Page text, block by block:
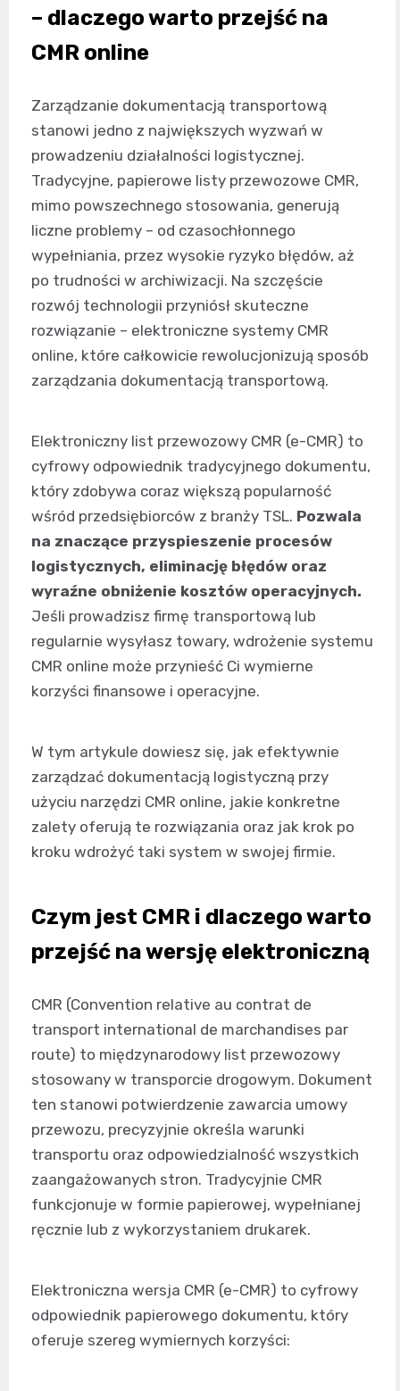
– dlaczego warto przejść na
CMR online
Zarządzanie dokumentacją transportową
stanowi jedno z największych wyzwań w
prowadzeniu działalności logistycznej.
Tradycyjne, papierowe listy przewozowe CMR,
mimo powszechnego stosowania, generują
liczne problemy – od czasochłonnego
wypełniania, przez wysokie ryzyko błędów, aż
po trudności w archiwizacji. Na szczęście
rozwój technologii przyniósł skuteczne
rozwiązanie – elektroniczne systemy CMR
online, które całkowicie rewolucjonizują sposób
zarządzania dokumentacją transportową.
Elektroniczny list przewozowy CMR (e-CMR) to
cyfrowy odpowiednik tradycyjnego dokumentu,
który zdobywa coraz większą popularność
wśród przedsiębiorców z branży TSL. Pozwala
na znaczące przyspieszenie procesów
logistycznych, eliminację błędów oraz
wyraźne obniżenie kosztów operacyjnych.
Jeśli prowadzisz firmę transportową lub
regularnie wysyłasz towary, wdrożenie systemu
CMR online może przynieść Ci wymierne
korzyści finansowe i operacyjne.
W tym artykule dowiesz się, jak efektywnie
zarządzać dokumentacją logistyczną przy
użyciu narzędzi CMR online, jakie konkretne
zalety oferują te rozwiązania oraz jak krok po
kroku wdrożyć taki system w swojej firmie.
Czym jest CMR i dlaczego warto
przejść na wersję elektroniczną
CMR (Convention relative au contrat de
transport international de marchandises par
route) to międzynarodowy list przewozowy
stosowany w transporcie drogowym. Dokument
ten stanowi potwierdzenie zawarcia umowy
przewozu, precyzyjnie określa warunki
transportu oraz odpowiedzialność wszystkich
zaangażowanych stron. Tradycyjnie CMR
funkcjonuje w formie papierowej, wypełnianej
ręcznie lub z wykorzystaniem drukarek.
Elektroniczna wersja CMR (e-CMR) to cyfrowy
odpowiednik papierowego dokumentu, który
oferuje szereg wymiernych korzyści: